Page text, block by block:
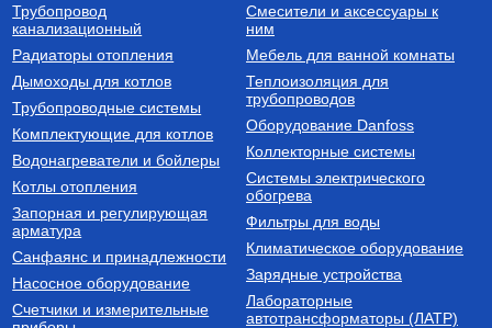
Бойлеры (водонагреватели
косвенного нагрева)
нагрева напольный из
нержавеющей стали STINOX F
500 л., арт.: 805F0050
127 190Руб.
Купить
Трубы из сшитого полиэтилена
Труба напорная из сшитого
полиэтилена с барьерным
слоем EVOH, тип PE-Xa
16(2.2) бухта 100 м,
VA1622.3.C.100
7 300Руб.
Котлы газовые настенные
Дымоходы для котлов DN 80
Трубопровод
канализационный
Радиаторы отопления
Дымоходы для котлов
Трубопроводные системы
Комплектующие для котлов
Водонагреватели и бойлеры
Котлы отопления
Запорная и регулирующая
арматура
Санфаянс и принадлежности
Насосное оборудование
Счетчики и измерительные
Смесители и аксессуары к
ним
Мебель для ванной комнаты
Теплоизоляция для
трубопроводов
Оборудование Danfoss
Коллекторные системы
Системы электрического
обогрева
Фильтры для воды
Климатическое оборудование
Зарядные устройства
Лабораторные
автотрансформаторы (ЛАТР)